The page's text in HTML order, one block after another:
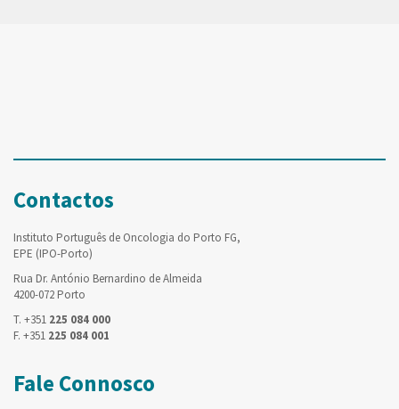
Contactos
Instituto Português de Oncologia do Porto FG,
EPE (IPO-Porto)
Rua Dr. António Bernardino de Almeida
4200-072 Porto
T. +351 225 084 000
F. +351 225 084 001
Fale Connosco